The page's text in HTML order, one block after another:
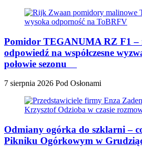
Pomidor TEGANUMA RZ F1 –
odpowiedź na współczesne
połowie sezonu
7 sierpnia 2026 Pod Osłonami
Odmiany ogórka do szklarni –
Pikniku Ogórkowym w